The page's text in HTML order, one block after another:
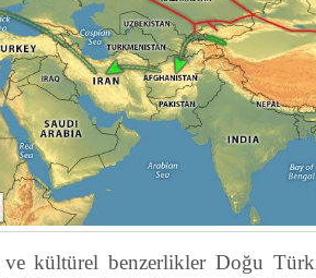
kültürel benzerlikler Doğu